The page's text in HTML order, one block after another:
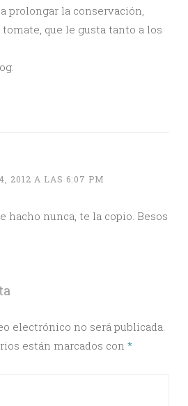
prolongar la conservación,
que le gusta tanto a los
2012 A LAS 6:07 PM
hacho nunca, te la copio. Besos
electrónico no será publicada.
están marcados con *